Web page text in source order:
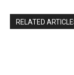
RELATED